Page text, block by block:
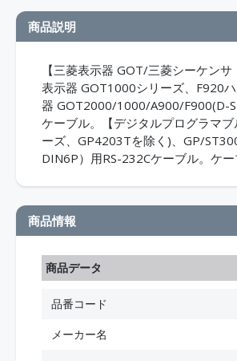
商品説明
【三菱表示器 GOT/三菱シーケ
表示器 GOT1000シリーズ、
器 GOT2000/1000/A900/F900(D-
ケーブル。【デジタルプログラマ
ーズ、GP4203Tを除く)、GP/
DIN6P）用RS-232Cケーブル。ケ
商品情報
商品データ
品番コード
メーカー名